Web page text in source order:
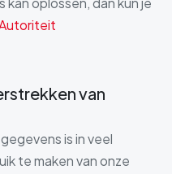
van
is in veel
te maken van onze